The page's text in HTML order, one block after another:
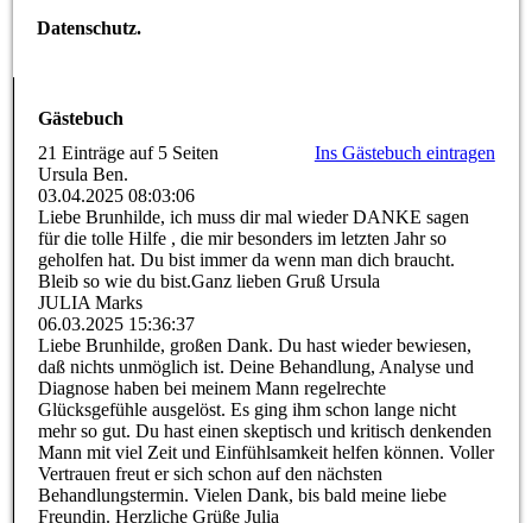
Datenschutz.
Gästebuch
21 Einträge auf 5 Seiten
Ins Gästebuch eintragen
Ursula Ben.
03.04.2025 08:03:06
Liebe Brunhilde, ich muss dir mal wieder DANKE sagen
für die tolle Hilfe , die mir besonders im letzten Jahr so
geholfen hat. Du bist immer da wenn man dich braucht.
Bleib so wie du bist.Ganz lieben Gruß Ursula
JULIA Marks
06.03.2025 15:36:37
Liebe Brunhilde, großen Dank. Du hast wieder bewiesen,
daß nichts unmöglich ist. Deine Behandlung, Analyse und
Diagnose haben bei meinem Mann regelrechte
Glücksgefühle ausgelöst. Es ging ihm schon lange nicht
mehr so gut. Du hast einen skeptisch und kritisch denkenden
Mann mit viel Zeit und Einfühlsamkeit helfen können. Voller
Vertrauen freut er sich schon auf den nächsten
Behandlungstermin. Vielen Dank, bis bald meine liebe
Freundin. Herzliche Grüße Julia